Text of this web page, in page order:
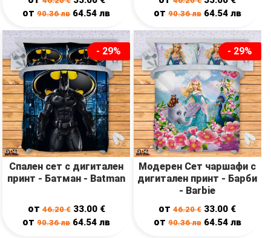
от90.36лв 64.54лв от 90.36лв 64.54 лв
- 29%
Спален сет с дигитален
принт - Батман - Batman
от46.20€ 33.00 €
от90.36лв 64.54лв
- 29%
Модерен Сет чаршафи с
дигитален принт - Барби
- Barbie
от46.20€ 33.00 €
от 90.36лв 64.54 лв